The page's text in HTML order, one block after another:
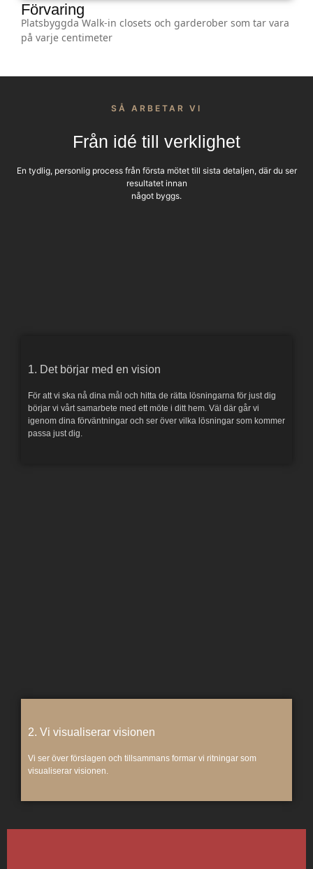
Förvaring
Platsbyggda Walk-in closets och garderober som tar vara
på varje centimeter
SÅ ARBETAR VI
Från idé till verklighet
En tydlig, personlig process från första mötet till sista detaljen, där du ser
resultatet innan
något byggs.
1. Det börjar med en vision
För att vi ska nå dina mål och hitta de rätta lösningarna för just dig
börjar vi vårt samarbete med ett möte i ditt hem. Väl där går vi
igenom dina förväntningar och ser över vilka lösningar som kommer
passa just dig.
2. Vi visualiserar visionen
Vi ser över förslagen och tillsammans formar vi ritningar som
visualiserar visionen.